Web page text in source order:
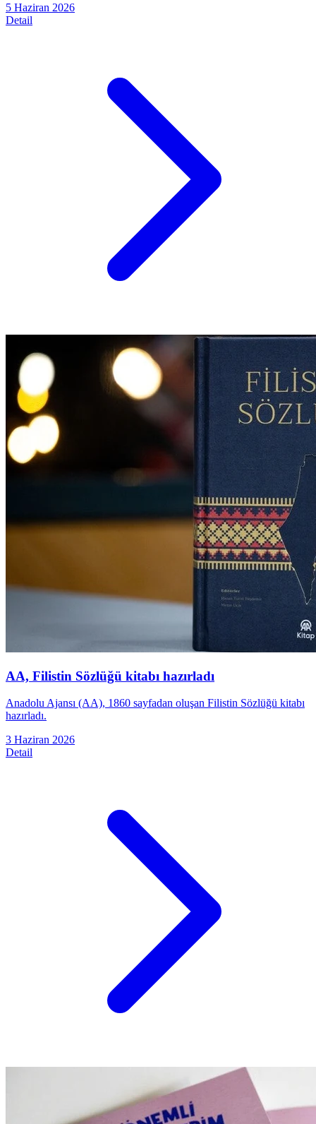
5 Haziran 2026
Detail
AA, Filistin Sözlüğü kitabı hazırladı
Anadolu Ajansı (AA), 1860 sayfadan oluşan Filistin Sözlüğü kitabı
hazırladı.
3 Haziran 2026
Detail